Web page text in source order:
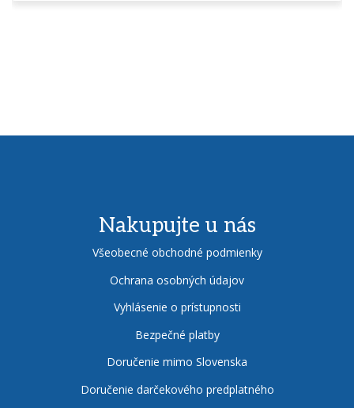
Nakupujte u nás
Všeobecné obchodné podmienky
Ochrana osobných údajov
Vyhlásenie o prístupnosti
Bezpečné platby
Doručenie mimo Slovenska
Doručenie darčekového predplatného